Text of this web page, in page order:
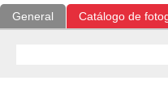
General Catálogo de